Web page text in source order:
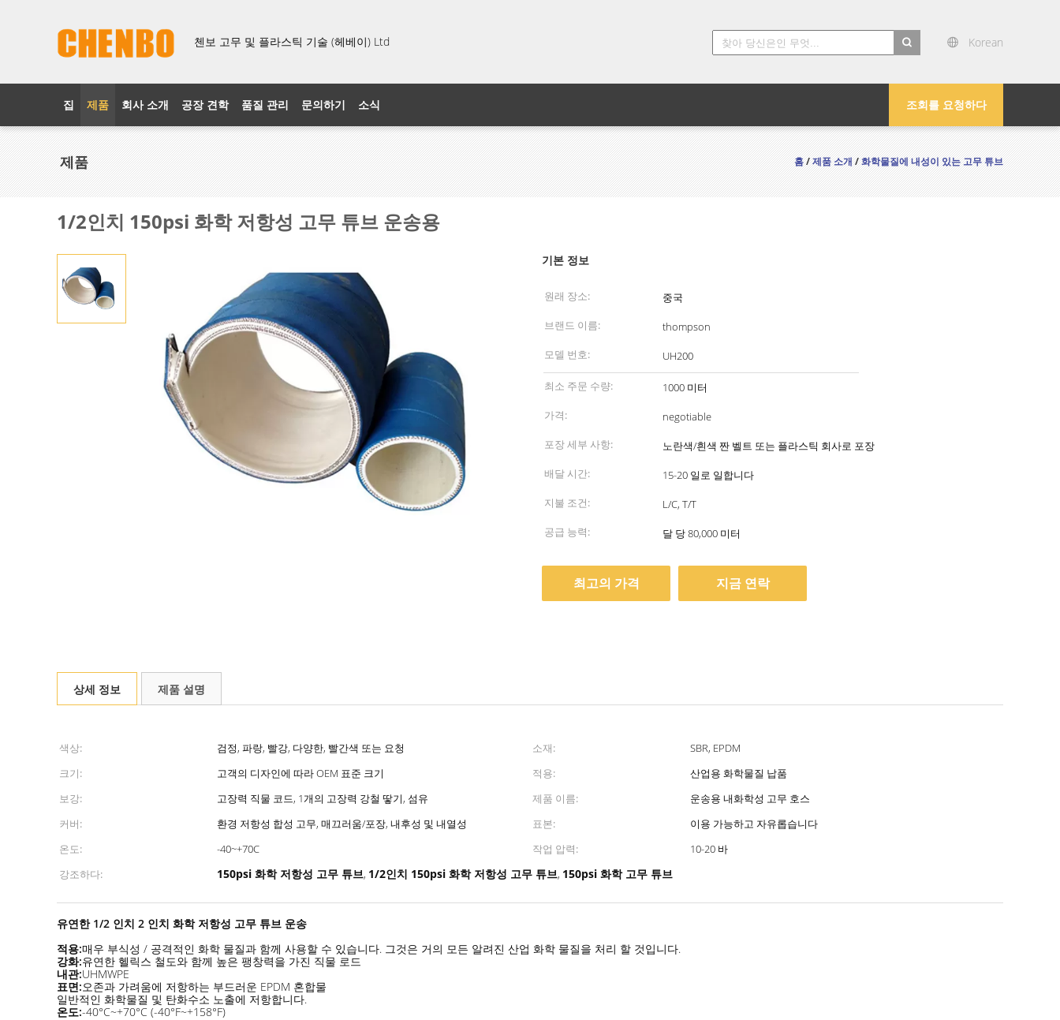
첸보 고무 및 플라스틱 기술 (헤베이) Ltd
Korean
조회를 요청하다
집 제품 회사 소개 공장 견학 품질 관리 문의하기 소식
제품 홈/제품 소개/화학물질에 내성이 있는 고무 튜브
1/2인치 150psi 화학 저항성 고무 튜브 운송용
기본 정보
원래 장소:
중국
브랜드 이름:
thompson
모델 번호:
UH200
최소 주문 수량:
1000 미터
가격:
negotiable
포장 세부 사항:
노란색/흰색 짠 벨트 또는 플라스틱 회사로 포장
배달 시간:
15-20 일로 일합니다
지불 조건:
L/C, T/T
공급 능력:
달 당 80,000 미터
최고의 가격 지금 연락
상세 정보 제품 설명
색상: 검정, 파랑, 빨강, 다양한, 빨간색 또는 요청 소재:
SBR, EPDM
크기:
고객의 디자인에 따라 OEM 표준 크기 적용:
산업용 화학물질 납품
보강:
고장력 직물 코드, 1개의 고장력 강철 땋기, 섬유 제품 이름:
운송용 내화학성 고무 호스
커버:
환경 저항성 합성 고무, 매끄러움/포장, 내후성 및 내열성 표본:
이용 가능하고 자유롭습니다
온도:
-40~+70C 작업 압력:
10-20 바
강조하다:
150psi 화학 저항성 고무 튜브, 1/2인치 150psi 화학 저항성 고무 튜브, 150psi 화학 고무 튜브
유연한 1/2 인치 2 인치 화학 저항성 고무 튜브 운송
적용:매우 부식성 / 공격적인 화학 물질과 함께 사용할 수 있습니다. 그것은 거의 모든 알려진 산업 화학 물질을 처리 할 것입니다.
강화:유연한 헬릭스 철도와 함께 높은 팽창력을 가진 직물 로드
내관:UHMWPE
표면:오존과 가려움에 저항하는 부드러운 EPDM 혼합물
일반적인 화학물질 및 탄화수소 노출에 저항합니다.
온도:-40°C~+70°C (-40°F~+158°F)